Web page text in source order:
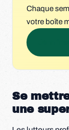
Chaque
votre boîte
Se
une